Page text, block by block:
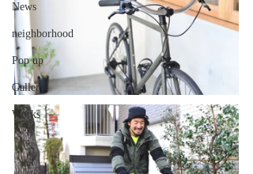
News
neighborhood
Pop up
Gallery
Works